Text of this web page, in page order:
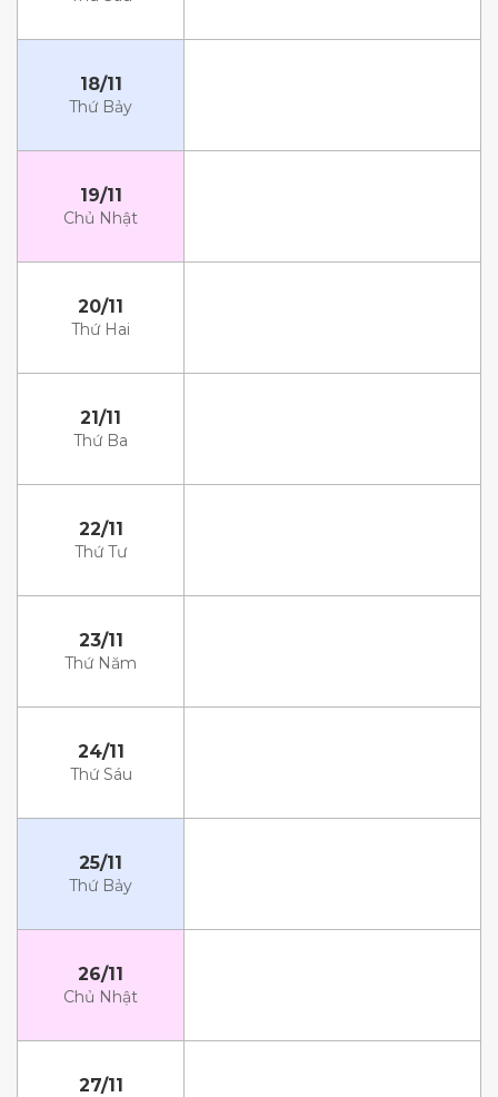
18/11
Thứ Bảy
19/11
Chủ Nhật
20/11
Thứ Hai
21/11
Thứ Ba
22/11
Thứ Tư
23/11
Thứ Năm
24/11
Thứ Sáu
25/11
Thứ Bảy
26/11
Chủ Nhật
27/11